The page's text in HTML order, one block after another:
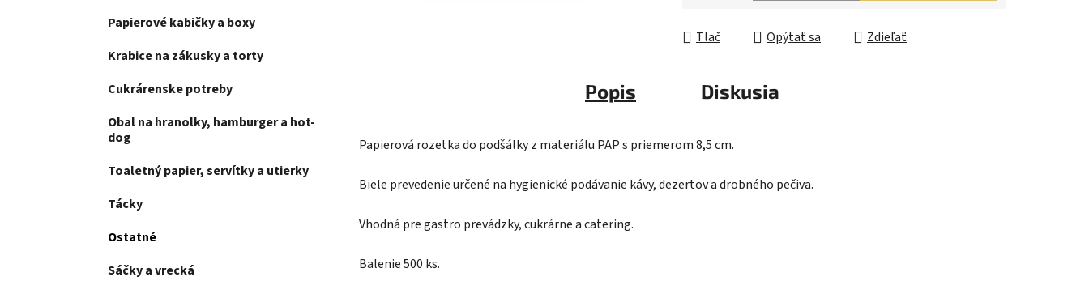
Papierové kabičky a boxy
Krabice na zákusky a torty
Cukrárenske potreby
Obal na hranolky, hamburger a hot-
dog
Toaletný papier, servítky a utierky
Tácky
Ostatné
Sáčky a vrecká
Jednotková cena:
Tlač Opýtať sa Zdieľať
Popis Diskusia
Papierová rozetka do podšálky z materiálu PAP s priemerom 8,5 cm.
Biele prevedenie určené na hygienické podávanie kávy, dezertov a drobného pečiva.
Vhodná pre gastro prevádzky, cukrárne a catering.
Balenie 500 ks.